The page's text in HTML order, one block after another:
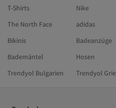
T-Shirts
Nike
The North Face
adidas
Bikinis
Badeanzüge
Bademäntel
Hosen
Trendyol Bulgarien
Trendyol